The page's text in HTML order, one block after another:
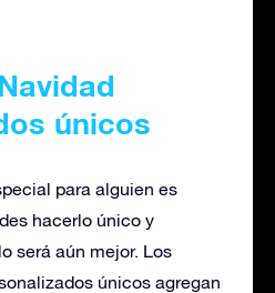
únicos
para alguien es
hacerlo único y
será aún mejor. Los
únicos agregan